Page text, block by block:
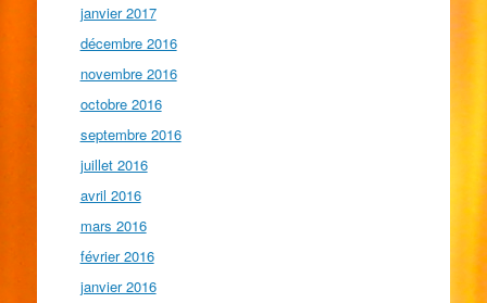
janvier 2017
décembre 2016
novembre 2016
octobre 2016
septembre 2016
juillet 2016
avril 2016
mars 2016
février 2016
janvier 2016